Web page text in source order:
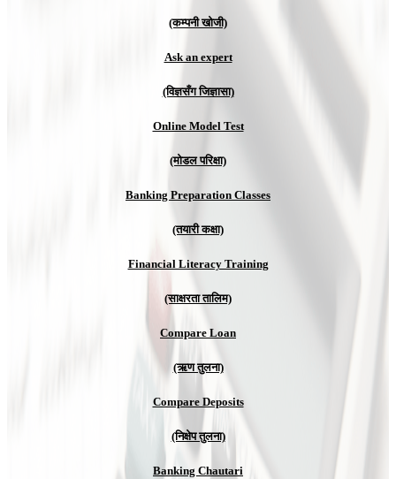
(कम्पनी खोजी)
Ask an expert
(विज्ञसँग जिज्ञासा)
Online Model Test
(मोडल परिक्षा)
Banking Preparation Classes
(तयारी कक्षा)
Financial Literacy Training
(साक्षरता तालिम)
Compare Loan
(ऋण तुलना)
Compare Deposits
(निक्षेप तुलना)
Banking Chautari